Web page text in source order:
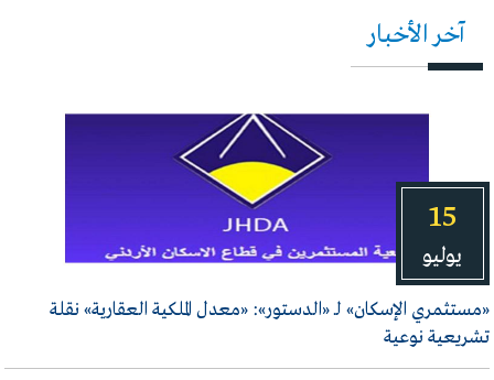
آخر الأخبار
15
يوليو
«مستثمري الإسكان» لـ «الدستور»: «معدل الملكية العقارية» نقلة
تشريعية نوعية